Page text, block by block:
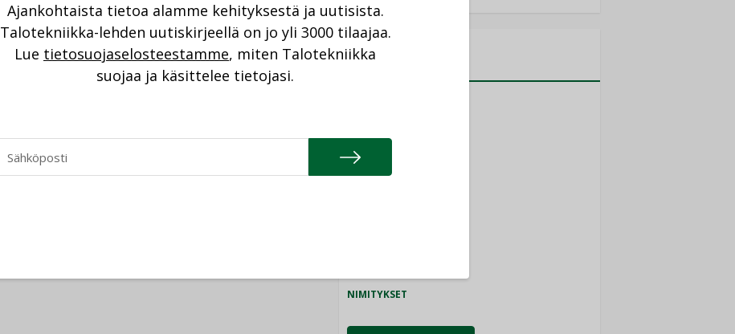
NIMITYKSET
Refair
NIMITYKSET
Ajankohtaista tietoa alamme kehityksestä ja uutisista.
Talotekniikka-lehden uutiskirjeellä on jo yli 3000 tilaajaa.
Lue tietosuojaselosteestamme, miten Talotekniikka
suojaa ja käsittelee tietojasi.